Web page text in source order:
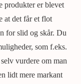
produkter er blevet
at det får et flot
for slid og skår. Du
som f.eks.
vurdere om man
lidt mere markant